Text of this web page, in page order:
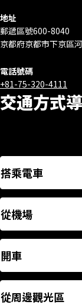
地址
郵遞區號600-8040
京都府京都市下京區
電話號碼
+81-75-320-4111
交通方式
搭乘電車
從機場
開車
從周邊觀光區